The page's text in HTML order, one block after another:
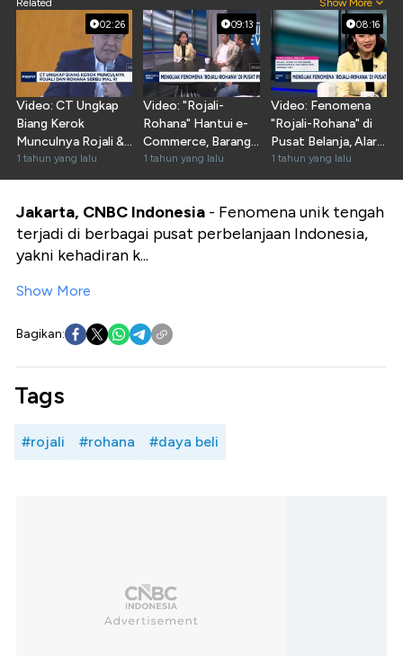
Related Show More
02:26
Video: CT Ungkap
Biang Kerok
Munculnya Rojali &
Rohana Serbu Mal RI
1 tahun yang lalu
09:13
Video: "Rojali-
Rohana" Hantui e-
Commerce, Barang
Cuma Masuk
Keranjang!
1 tahun yang lalu
08:16
Video: Fenomena
"Rojali-Rohana" di
Pusat Belanja, Alarm
Ekonomi Sulit?
1 tahun yang lalu
Jakarta, CNBC Indonesia - Fenomena unik tengah
terjadi di berbagai pusat perbelanjaan Indonesia,
yakni kehadiran k...
Show More
Bagikan:
Tags
#rojali #rohana #daya beli